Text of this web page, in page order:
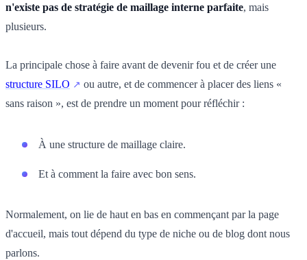
n'existe pas de stratégie de maillage interne parfaite, mais
plusieurs.
La principale chose à faire avant de devenir fou et de créer une
structure SILO
ou autre, et de commencer à placer des liens «
sans raison », est de prendre un moment pour réfléchir :
À une structure de maillage claire.
Et à comment la faire avec bon sens.
Normalement, on lie de haut en bas en commençant par la page
d'accueil, mais tout dépend du type de niche ou de blog dont nous
parlons.